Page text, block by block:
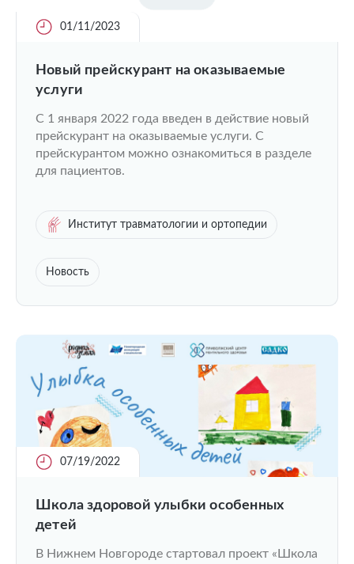
01/11/2023
Новый прейскурант на оказываемые
услуги
С 1 января 2022 года введен в действие новый
прейскурант на оказываемые услуги. С
прейскурантом можно ознакомиться в разделе
для пациентов.
Институт травматологии и ортопедии
Новость
07/19/2022
Школа здоровой улыбки особенных
детей
В Нижнем Новгороде стартовал проект «Школа